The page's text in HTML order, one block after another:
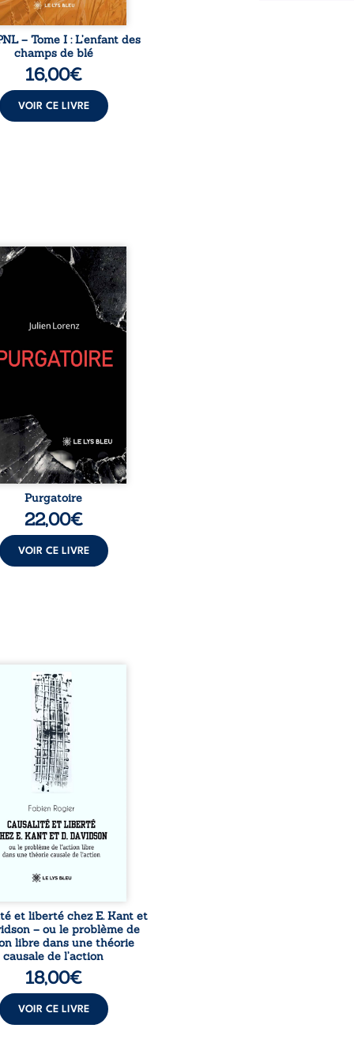
– Tome I : L’enfant des
champs de blé
16,00€
VOIR CE LIVRE
années d’écriture, de
d’émotions et de
se rencontrent dans
profondément
Entre nouvelles
poèmes
chaque texte
une porte sur
au hasard, comme
inattendue sur
le chemin de la vie. ...
Purgatoire
22,00€
VOIR CE LIVRE
nous vraiment libres
de nos actes s’inscrit
une chaîne de causes ? À
une confrontation
les pensées d’Emmanuel
et de Donald Davidson,
explore les liens entre
arbitre, déterminisme
et responsabilité. De la
kantienne au monisme
de Davidson, il
la manière dont les
et les croyances
peuvent ...
et liberté chez E. Kant et
– ou le problème de
libre dans une théorie
causale de l’action
18,00€
VOIR CE LIVRE